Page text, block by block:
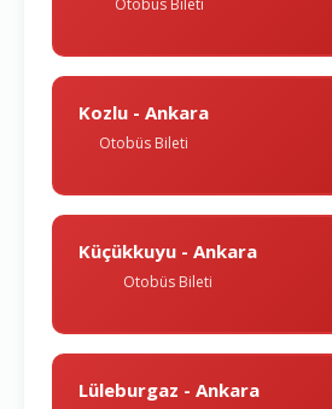
Otobüs Bileti
Kozlu - Ankara
Otobüs Bileti
Küçükkuyu - Ankara
Otobüs Bileti
Lüleburgaz - Ankara